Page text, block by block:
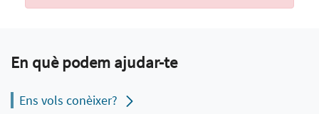
En què podem ajudar-te
Ens vols conèixer?